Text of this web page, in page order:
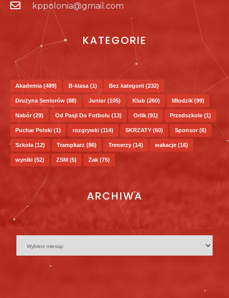
kppolonia@gmail.com
KATEGORIE
Akademia (489) B-klasa (1) Bez kategorii (232)
Drużyna Seniorów (88) Junior (105) Klub (260) Młodzik(99)
Nabór (29) Od Pasji Do Futbolu (13) Orlik (91) Przedszkole (1)
Puchar Polski (1) rozgrywki (114) SKRZATY (60) Sponsor (6)
Szkoła (12) Trampkarz (86) Trenerzy (14) wakacje (16)
wyniki (52) ZSM (5) Żak (75)
ARCHIWA